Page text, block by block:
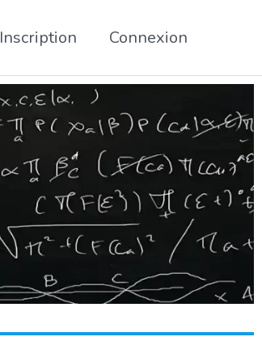
Inscription Connexion